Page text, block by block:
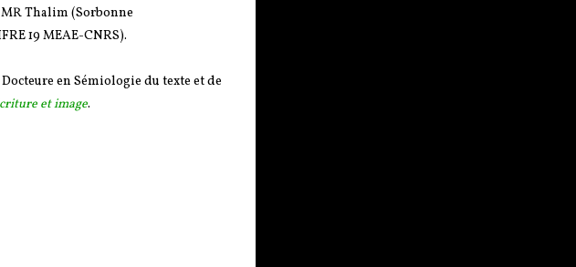
Thalim (Sorbonne
19 MEAE-CNRS).
en Sémiologie du texte et de
et image.